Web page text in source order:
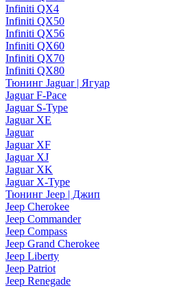
Infiniti QX4
Infiniti QX50
Infiniti QX56
Infiniti QX60
Infiniti QX70
Infiniti QX80
Тюнинг Jaguar | Ягуар
Jaguar F-Pace
Jaguar S-Type
Jaguar XE
Jaguar
Jaguar XF
Jaguar XJ
Jaguar XK
Jaguar X-Type
Тюнинг Jeep | Джип
Jeep Cherokee
Jeep Commander
Jeep Compass
Jeep Grand Cherokee
Jeep Liberty
Jeep Patriot
Jeep Renegade